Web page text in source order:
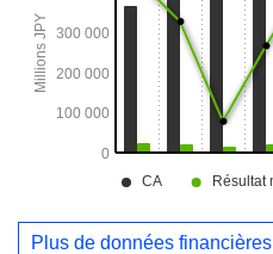
Plus de données financières